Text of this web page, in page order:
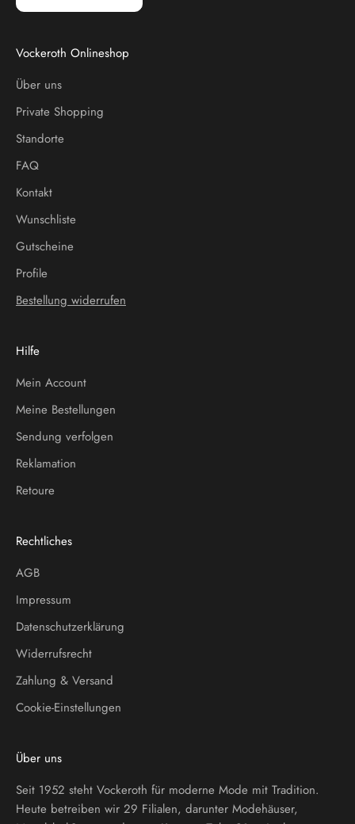
Vockeroth Onlineshop
Über uns
Private Shopping
Standorte
FAQ
Kontakt
Wunschliste
Gutscheine
Profile
Bestellung widerrufen
Hilfe
Mein Account
Meine Bestellungen
Sendung verfolgen
Reklamation
Retoure
Rechtliches
AGB
Impressum
Datenschutzerklärung
Widerrufsrecht
Zahlung & Versand
Cookie-Einstellungen
Über uns
Seit 1952 steht Vockeroth für moderne Mode mit Tradition.
Heute betreiben wir 29 Filialen, darunter Modehäuser,